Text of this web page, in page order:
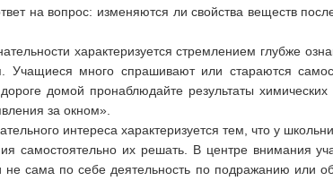
на вопрос: изменяются ли свойства веществ
характеризуется стремлением глубже
Учащиеся много спрашивают или стараются
домой пронаблюдайте результаты
за окном».
интереса характеризуется тем, что у
самостоятельно их решать. В центре внимания
сама по себе деятельность по подражанию или